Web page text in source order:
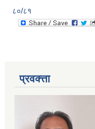
८०/८१
प्रवक्त्ता